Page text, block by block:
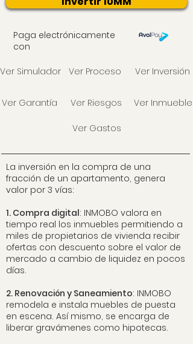
Paga electrónicamente
con
Ver Simulador Ver Proceso Ver Inversión
Ver Garantía Ver Riesgos Ver Inmueble
Ver Gastos
La inversión en la compra de una
fracción de un apartamento, genera
valor por 3 vías:
1. Compra digital: INMOBO valora en
tiempo real los inmuebles permitiendo a
miles de propietarios de vivienda recibir
ofertas con descuento sobre el valor de
mercado a cambio de liquidez en pocos
días.
2. Renovación y Saneamiento: INMOBO
remodela e instala muebles de puesta
en escena. Así mismo, se encarga de
liberar gravámenes como hipotecas.